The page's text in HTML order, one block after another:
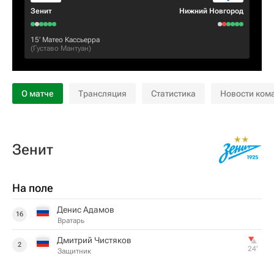
Зенит Нижний Новгород
15‎’‎ Матео Кассьерра
(Густаво Мантуан)
О матче Трансляция Статистика Новости
Зенит
На поле
16 Денис Адамов
Вратарь
2 Дмитрий Чистяков
Защитник 24‎’‎